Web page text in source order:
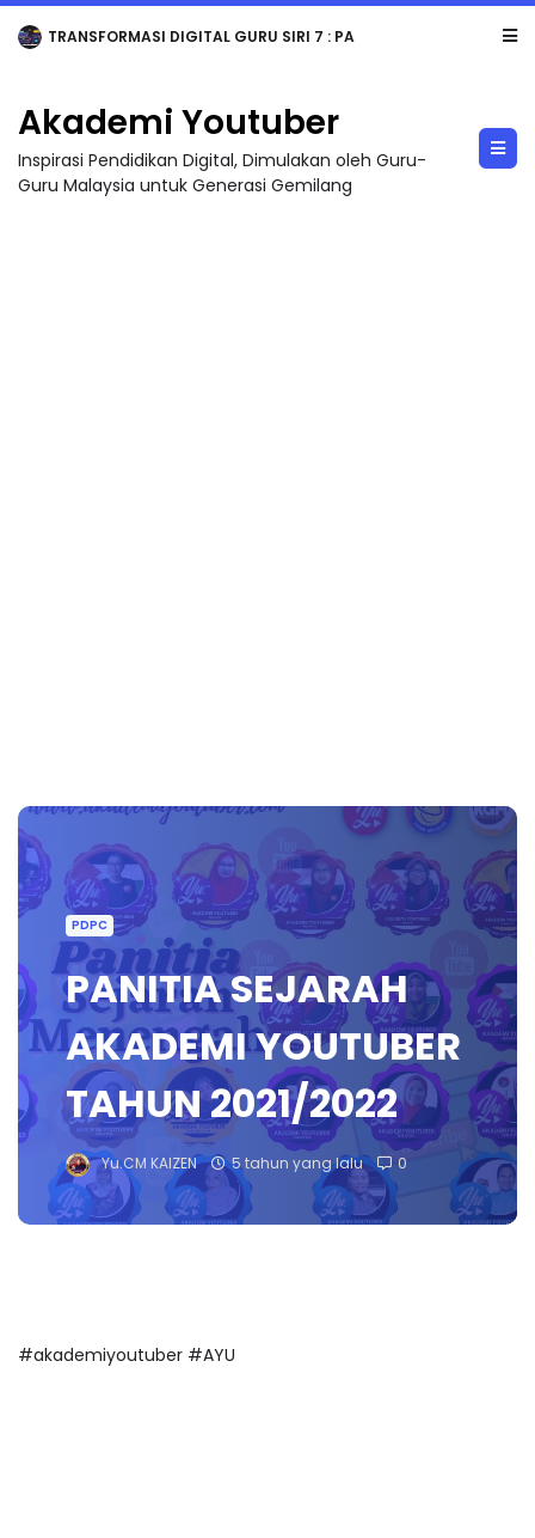
TRANSFORMASI DIGITAL GURU SIRI 7 : PAHLAWAN DIGITAL PENYELAMAT DUNIA
Akademi Youtuber
Inspirasi Pendidikan Digital, Dimulakan oleh Guru-
Guru Malaysia untuk Generasi Gemilang
PDPC
PANITIA SEJARAH
AKADEMI YOUTUBER
TAHUN 2021/2022
Yu.CM KAIZEN 5 tahun yang lalu 0
#akademiyoutuber #AYU